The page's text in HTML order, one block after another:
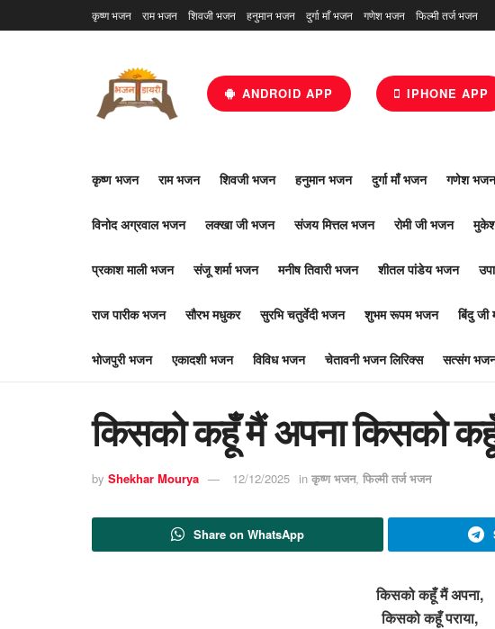
कृष्ण भजन राम भजन शिवजी भजन हनुमान भजन दुर्गा माँ भजन गणेश भजन फिल्मी तर्ज भजन
ANDROID APP IPHONE APP
कृष्ण भजन राम भजन शिवजी भजन हनुमान भजन दुर्गा माँ भजन गणेश भजन
विनोद अग्रवाल भजन लक्खा जी भजन संजय मित्तल भजन रोमी जी भजन
प्रकाश माली भजन संजू शर्मा भजन मनीष तिवारी भजन शीतल पांडेय भजन
राज पारीक भजन सौरभ मधुकर सुरभि चतुर्वेदी भजन शुभम रूपम भजन बिंदु जी
भोजपुरी भजन एकादशी भजन विविध भजन चेतावनी भजन लिरिक्स सत्संग
किसको कहूँ मैं अपना किसको कहूँ
by Shekhar Mourya 12/12/2025 in कृष्ण भजन, फिल्मी तर्ज भजन
Share on WhatsApp
किसको कहूँ मैं अपना,
किसको कहूँ पराया,